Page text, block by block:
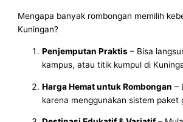
Mengapa banyak rombongan memilih
Kuningan?
Penjemputan Praktis – Bisa
kampus, atau titik kumpul di
Harga Hemat untuk Rombongan –
karena menggunakan sistem paket